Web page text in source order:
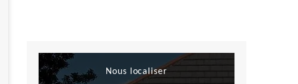
Nous localiser